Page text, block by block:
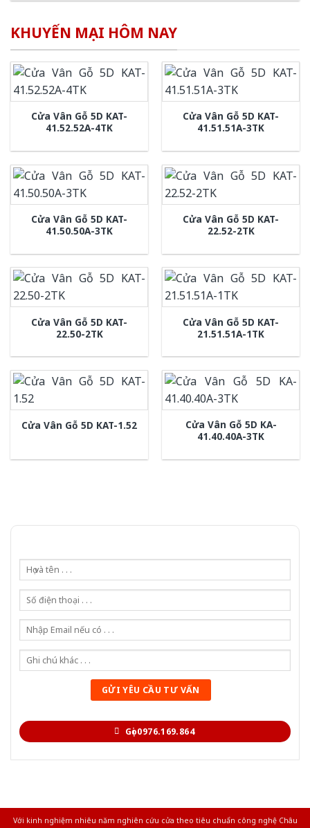
KHUYẾN MẠI HÔM NAY
Cửa Vân Gỗ 5D KAT-
41.52.52A-4TK
Cửa Vân Gỗ 5D KAT-
41.51.51A-3TK
Cửa Vân Gỗ 5D KAT-
41.50.50A-3TK
Cửa Vân Gỗ 5D KAT-
22.52-2TK
Cửa Vân Gỗ 5D KAT-
22.50-2TK
Cửa Vân Gỗ 5D KAT-
21.51.51A-1TK
Cửa Vân Gỗ 5D KAT-1.52
Cửa Vân Gỗ 5D KA-
41.40.40A-3TK
Gọi 0976.169.864
Với kinh nghiệm nhiêu năm nghiên cứu cửa theo tiêu chuẩn công nghệ Châu